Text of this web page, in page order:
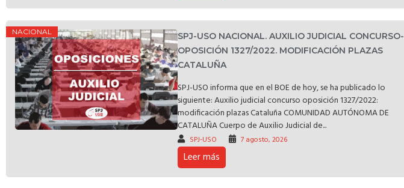
NACIONAL
SPJ-USO NACIONAL. AUXILIO JUDICIAL CONCURSO-
OPOSICIÓN 1327/2022. MODIFICACIÓN PLAZAS
CATALUÑA
SPJ-USO informa que en el BOE de hoy, se ha publicado lo
siguiente: Auxilio judicial concurso oposición 1327/2022:
modificación plazas Cataluña COMUNIDAD AUTÓNOMA DE
CATALUÑA Cuerpo de Auxilio Judicial de...
SPJ-USO 7 agosto, 2026
Leer más